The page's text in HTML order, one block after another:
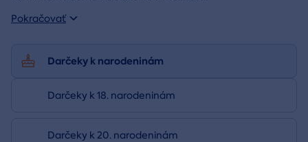
Pokračovať
Darčeky k narodeninám
Darčeky k 18. narodeninám
Darčeky k 20. narodeninám